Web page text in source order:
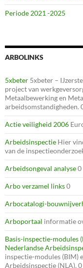
Periode 2021 -2025
ARBOLINKS
5xbeter 5xbeter –
project van
Metaalbewerking en
arbeidsomstandigheden.
Actie veiligheid 2006
Arbeidsinspectie Hier
van de
Arbeidsongeval analyse0
Arbo verzamel links0
Arbocatalogi-
Arboportaal informatie
Basis-inspectie-modules
Nederlandse
inspectie-modules (BIM)
Arbeidsinspectie (NLA). 0